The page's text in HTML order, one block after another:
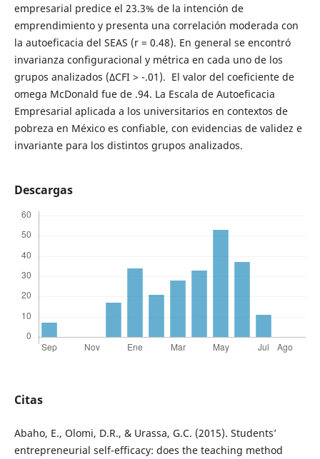
empresarial predice el 23.3% de la intención de
emprendimiento y presenta una correlación moderada con
la autoeficacia del SEAS (r = 0.48). En general se encontró
invarianza configuracional y métrica en cada uno de los
grupos analizados (ΔCFI > -.01). El valor del coeficiente de
omega McDonald fue de .94. La Escala de Autoeficacia
Empresarial aplicada a los universitarios en contextos de
pobreza en México es confiable, con evidencias de validez e
invariante para los distintos grupos analizados.
Descargas
Citas
Abaho, E., Olomi, D.R., & Urassa, G.C. (2015). Students’
entrepreneurial self-efficacy: does the teaching method